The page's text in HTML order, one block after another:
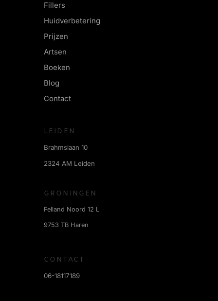
Fillers
Huidverbetering
Prijzen
Artsen
Boeken
Blog
Contact
LEIDEN
Brahmslaan 10
2324 AM Leiden
GRONINGEN
Felland Noord 12 L
9753 TB Haren
CONTACT
06-18117189